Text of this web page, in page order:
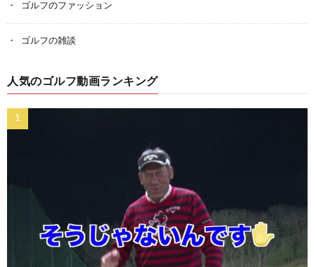
ゴルフのファッション
ゴルフの雑談
人気のゴルフ動画ランキング